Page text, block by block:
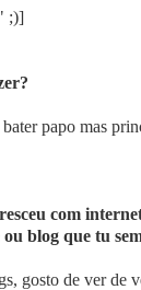
;)]
papo mas
com
blog que tu
gosto de ver de